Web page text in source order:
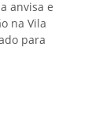
anvisa e
na Vila
para